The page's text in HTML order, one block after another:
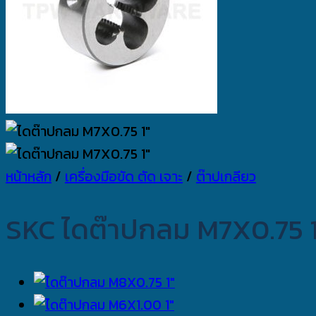
หน้าหลัก / เครื่องมือขัด ตัด เจาะ / ต๊าปเกลียว
SKC ไดต๊าปกลม M7X0.75